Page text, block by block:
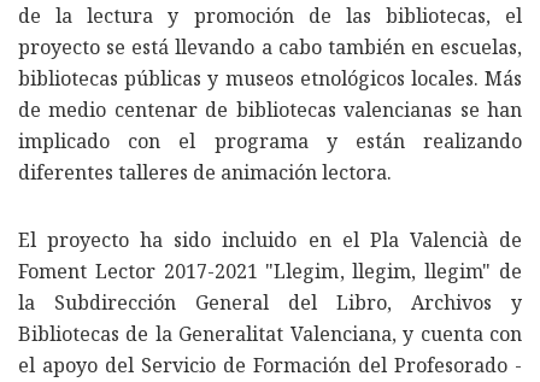
de la lectura y promoción de las bibliotecas, el
proyecto se está llevando a cabo también en escuelas,
bibliotecas públicas y museos etnológicos locales. Más
de medio centenar de bibliotecas valencianas se han
implicado con el programa y están realizando
diferentes talleres de animación lectora.
El proyecto ha sido incluido en el Pla Valencià de
Foment Lector 2017-2021 "Llegim, llegim, llegim" de
la Subdirección General del Libro, Archivos y
Bibliotecas de la Generalitat Valenciana, y cuenta con
el apoyo del Servicio de Formación del Profesorado -